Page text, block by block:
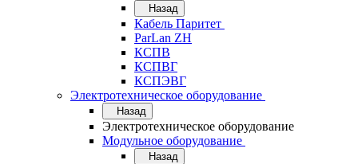
Назад
Кабель Паритет
ParLan ZH
КСПВ
КСПВГ
КСПЭВГ
Электротехническое оборудование
Назад
Электротехническое оборудование
Модульное оборудование
Назад